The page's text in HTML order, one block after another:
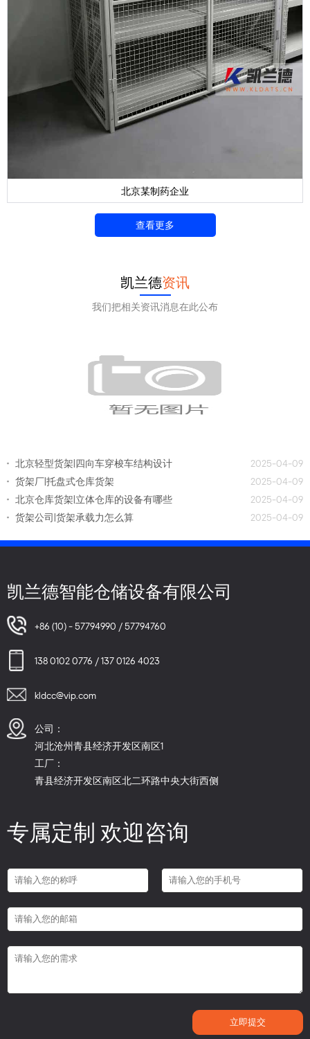
北京某制药企业
查看更多
凯兰德资讯
我们把相关资讯消息在此公布
北京轻型货架|四向车穿梭车结构设计
2025-04-09
货架厂|托盘式仓库货架
2025-04-09
北京仓库货架|立体仓库的设备有哪些
2025-04-09
货架公司|货架承载力怎么算
2025-04-09
凯兰德智能仓储设备有限公司
+86 (10) - 57794990 / 57794760
138 0102 0776 / 137 0126 4023
kldcc@vip.com
公司：
河北沧州青县经济开发区南区1
工厂：
青县经济开发区南区北二环路中央大街西侧
专属定制 欢迎咨询